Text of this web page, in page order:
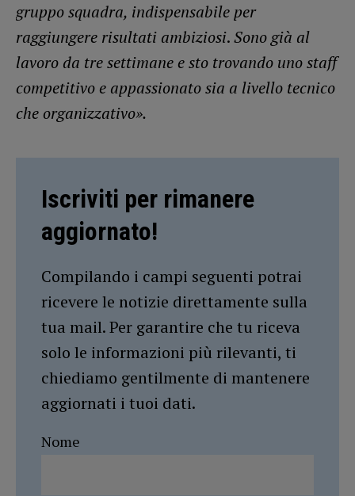
gruppo squadra, indispensabile per
raggiungere risultati ambiziosi.Sono già al
lavoro da tre settimane e sto trovando uno staff
competitivo e appassionato sia a livello tecnico
che organizzativo».
Iscriviti per rimanere
aggiornato!
Compilando i campi seguenti potrai
ricevere le notizie direttamente sulla
tua mail. Per garantire che tu riceva
solo le informazioni più rilevanti, ti
chiediamo gentilmente di mantenere
aggiornati i tuoi dati.
Nome